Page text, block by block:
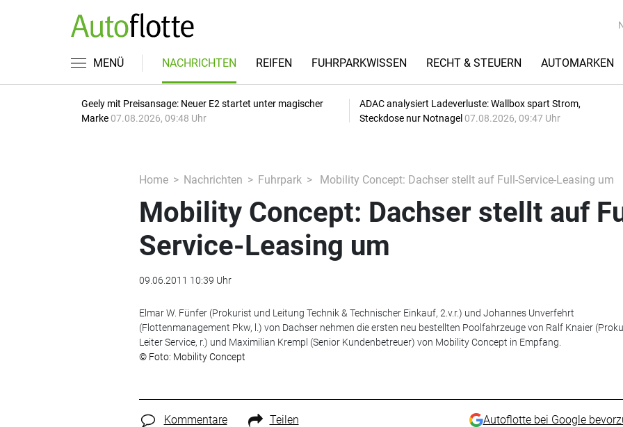
MENÜ NACHRICHTEN REIFEN FUHRPARKWISSEN RECHT & STEUERN AUTOMARKEN
Geely mit Preisansage: Neuer E2 startet unter magischer
Marke 07.08.2026, 09:48 Uhr
ADAC analysiert Ladeverluste: Wallbox spart Strom,
Steckdose nur Notnagel 07.08.2026, 09:47 Uhr
Home Nachrichten Fuhrpark Mobility Concept: Dachser stellt auf Full-Service-Leasing um
Mobility Concept: Dachser stellt auf
Service-Leasing um
09.06.2011 10:39 Uhr
Elmar W. Fünfer (Prokurist und Leitung Technik & Technischer Einkauf, 2.v.r.) und Johannes Unverfehrt
(Flottenmanagement Pkw, l.) von Dachser nehmen die ersten neu bestellten Poolfahrzeuge von Ralf Knaier
Leiter Service, r.) und Maximilian Krempl (Senior Kundenbetreuer) von Mobility Concept in Empfang.
© Foto: Mobility Concept
Kommentare Teilen Autoflotte bei Google